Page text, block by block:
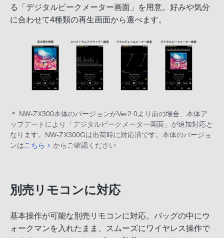
る「デジタルピークメーター画面」を用意。好みや気分
に合わせて4種類の再生画面から選べます。
＊ NW-ZX300本体のバージョンがVer2.0より前の場合、本体ア
ップデートにより「デジタルピークメーター画面」が追加対応と
なります。NW-ZX300Gは出荷時に対応済です。本体のバージョ
ンはこちら からご確認ください
別売リモコンに対応
基本操作が可能な別売リモコンに対応。バッグの中にウ
ォークマンを入れたまま、スムーズにワイヤレス操作で